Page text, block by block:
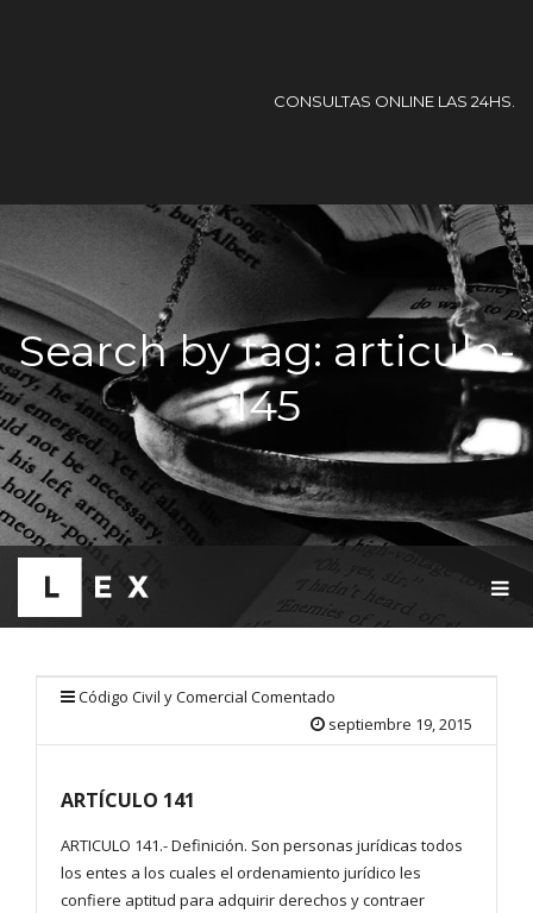
CONSULTAS ONLINE LAS 24HS.
Search by tag: articulo-
145
G
Código Civil y Comercial Comentado
septiembre 19, 2015
ARTÍCULO 141
ARTICULO 141.- Definición. Son personas jurídicas todos
los entes a los cuales el ordenamiento jurídico les
confiere aptitud para adquirir derechos y contraer